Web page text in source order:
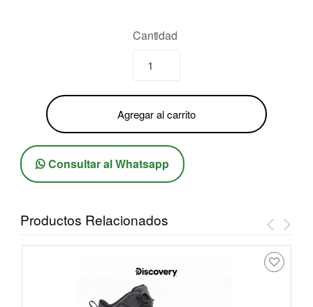
Cantidad
Agregar al carrito
Consultar al Whatsapp
Productos Relacionados